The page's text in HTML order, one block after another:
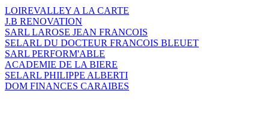
LOIREVALLEY A LA CARTE
J.B RENOVATION
SARL LAROSE JEAN FRANCOIS
SELARL DU DOCTEUR FRANCOIS BLEUET
SARL PERFORM'ABLE
ACADEMIE DE LA BIERE
SELARL PHILIPPE ALBERTI
DOM FINANCES CARAIBES